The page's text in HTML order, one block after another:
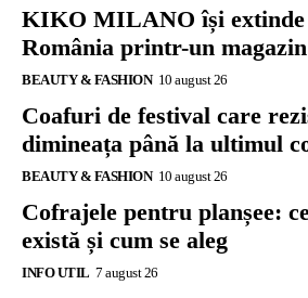
KIKO MILANO își extinde
România printr-un
BEAUTY & FASHION 10 august 26
Coafuri de festival care
dimineața până la ultimul
BEAUTY & FASHION 10 august 26
Cofrajele pentru planșee:
există și cum se aleg
INFO UTIL 7 august 26